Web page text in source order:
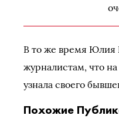
В то же время
журналистам, что
узнала своего
Похожие